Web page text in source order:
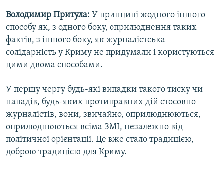
Володимир Притула: У принципі жодного іншого
способу як, з одного боку, оприлюднення таких
фактів, з іншого боку, як журналістська
солідарність у Криму не придумали і користуються
цими двома способами.
У першу чергу будь-які випадки такого тиску чи
нападів, будь-яких протиправних дій стосовно
журналістів, вони, звичайно, оприлюднюються,
оприлюднюються всіма ЗМІ, незалежно від
політичної орієнтації. Це вже стало традицією,
доброю традицією для Криму.